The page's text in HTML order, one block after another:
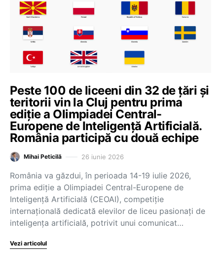
Peste 100 de liceeni din 32 de țări și
teritorii vin la Cluj pentru prima
ediție a Olimpiadei Central-
Europene de Inteligență Artificială.
România participă cu două echipe
Mihai Peticilă 26 iunie 2026
România va găzdui, în perioada 14-19 iulie 2026,
prima ediție a Olimpiadei Central-Europene de
Inteligență Artificială (CEOAI), competiție
internațională dedicată elevilor de liceu pasionați de
inteligența artificială, potrivit unui comunicat…
Vezi articolul